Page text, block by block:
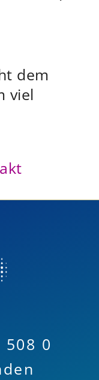
dem
viel
508 0